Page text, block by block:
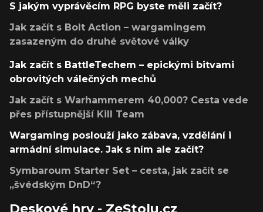
S jakým vyprávěcím RPG byste měli začít?
Jak začít s Bolt Action – wargamingem
zasazeným do druhé světové války
Jak začít s BattleTechem – epickými bitvami
obrovitých válečných mechů
Jak začít s Warhammerem 40,000? Cesta vede
přes přístupnější Kill Team
Wargaming poslouží jako zábava, vzdělání i
armádní simulace. Jak s ním ale začít?
Symbaroum Starter Set – cesta, jak začít se
„švédským DnD“?
Deskové hry - ZeStolu.cz